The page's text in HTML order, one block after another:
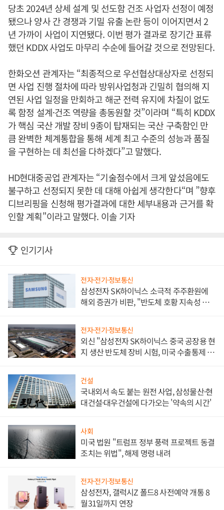
당초 2024년 상세 설계 및 선도함 건조 사업자 선정이 예정
됐으나 양사 간 경쟁과 기밀 유출 논란 등이 이어지면서 2
년 가까이 사업이 지연됐다. 이번 평가 결과로 장기간 표류
했던 KDDX 사업도 마무리 수순에 들어갈 것으로 전망된다.
한화오션 관계자는 “최종적으로 우선협상대상자로 선정되
면 사업 진행 절차에 따라 방위사업청과 긴밀히 협의해 지
연된 사업 일정을 만회하고 해군 전력 유지에 차질이 없도
록 함정 설계·건조 역량을 총동원할 것”이라며 “특히 KDDX
가 핵심 국산 개발 장비 9종이 탑재되는 국산 구축함인 만
큼 완벽한 체계통합을 통해 세계 최고 수준의 성능과 품질
을 구현하는 데 최선을 다하겠다”고 말했다.
HD현대중공업 관계자는 “기술점수에서 크게 앞섰음에도
불구하고 선정되지 못한 데 대해 아쉽게 생각한다“며 ”향후
디브리핑을 신청해 평가결과에 대한 세부내용과 근거를 확
인할 계획"이라고 말했다. 이솔 기자
인기기사
전자·전기·정보통신
삼성전자 SK하이닉스 소극적 주주환원에
해외 증권가 비판, "반도체 호황 지속성 의
전자·전기·정보통신
외신 "삼성전자 SK하이닉스 중국 공장용 현
지 생산 반도체 장비 시험, 미국 수출통제 대
건설
국내외서 속도 붙는 원전 사업, 삼성물산·현
대건설·대우건설에 다가오는 '약속의 시간'
사회
미국 법원 "트럼프 정부 풍력 프로젝트 동결
조치는 위법", 해제 명령 내려
전자·전기·정보통신
삼성전자, 갤럭시Z 폴드8 사전예약 개통 8
월31일까지 연장